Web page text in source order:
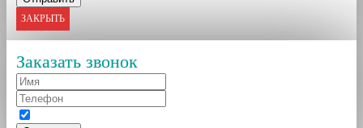
ЗАКРЫТЬ
Заказать звонок